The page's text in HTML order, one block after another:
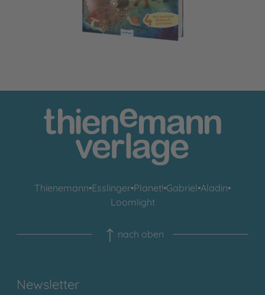
Thienemann•Esslinger•Planet!•Gabriel•Aladin•
Loomlight
nach oben
Newsletter